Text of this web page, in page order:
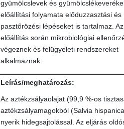
gyümölcslevek és
előállítási folyamata előduzzasztási és
pasztőrözési lépéseket is tartalmaz. Az
előállítás során mikrobiológiai
végeznek és felügyeleti rendszereket
alkalmaznak.
Leírás/meghatározás:
Az aztékzsályaolajat (99,9 %-os
aztékzsályamagokból (Salvia
nyerik hidegsajtolással. Az eljárás